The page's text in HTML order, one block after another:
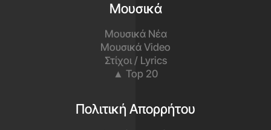
Μουσικά
Μουσικά Νέα
Μουσικά Video
Στίχοι / Lyrics
▲ Top 20
Πολιτική Απορρήτου